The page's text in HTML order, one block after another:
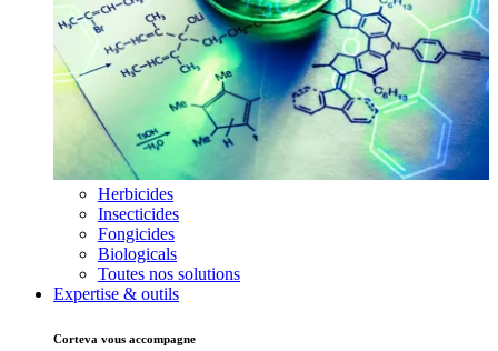
Herbicides
Insecticides
Fongicides
Biologicals
Toutes nos solutions
Expertise & outils
Corteva vous accompagne